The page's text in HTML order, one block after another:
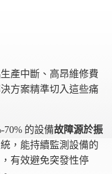
產中斷、高昂維修費
方案精準切入這些痛
70% 的設備故障源於振
，能持續監測設備的
有效避免突發性停